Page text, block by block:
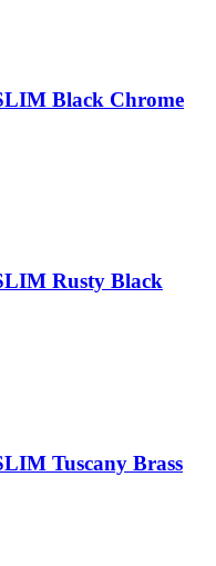
Black Chrome
Rusty Black
Tuscany Brass